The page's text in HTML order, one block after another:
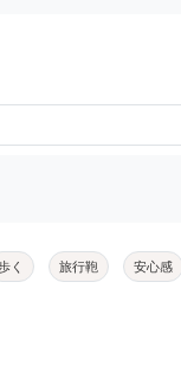
く 旅行鞄 安心感